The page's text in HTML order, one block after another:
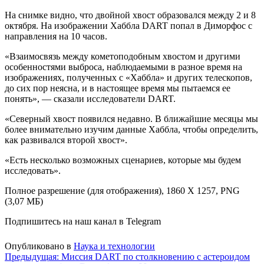
На снимке видно, что двойной хвост образовался между 2 и 8
октября. На изображении Хаббла DART попал в Диморфос с
направления на 10 часов.
«Взаимосвязь между кометоподобным хвостом и другими
особенностями выброса, наблюдаемыми в разное время на
изображениях, полученных с «Хаббла» и других телескопов,
до сих пор неясна, и в настоящее время мы пытаемся ее
понять», — сказали исследователи DART.
«Северный хвост появился недавно. В ближайшие месяцы мы
более внимательно изучим данные Хаббла, чтобы определить,
как развивался второй хвост».
«Есть несколько возможных сценариев, которые мы будем
исследовать».
Полное разрешение (для отображения), 1860 X 1257, PNG
(3,07 МБ)
Подпишитесь на наш канал в Telegram
Опубликовано в Наука и технологии
Навигация
Предыдущая: Миссия DART по столкновению с астероидом